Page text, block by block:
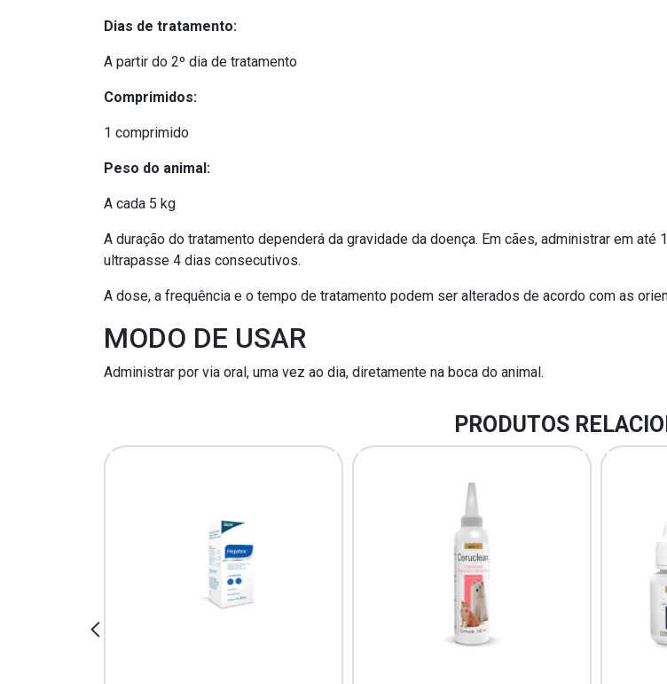
Dias de tratamento:
A partir do 2º dia de tratamento
Comprimidos:
1 comprimido
Peso do animal:
A cada 5 kg
A duração do tratamento dependerá da gravidade da doença. Em cães, administrar em
ultrapasse 4 dias consecutivos.
A dose, a frequência e o tempo de tratamento podem ser alterados de acordo com as
MODO DE USAR
Administrar por via oral, uma vez ao dia, diretamente na boca do animal.
PRODUTOS
prev